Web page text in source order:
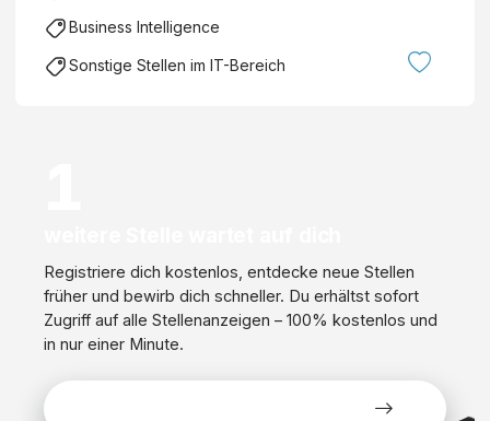
Business Intelligence
Sonstige Stellen im IT-Bereich
Registriere dich kostenlos, entdecke neue Stellen
früher und bewirb dich schneller. Du erhältst sofort
Zugriff auf alle Stellenanzeigen – 100% kostenlos und
in nur einer Minute.